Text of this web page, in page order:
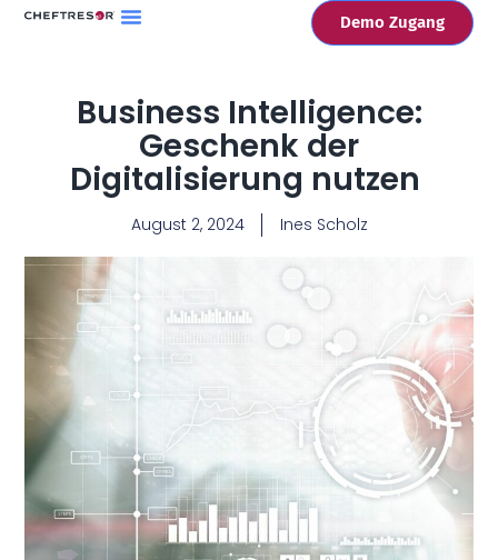
Demo Zugang
Business Intelligence:
Geschenk der
Digitalisierung nutzen
August 2, 2024 Ines Scholz